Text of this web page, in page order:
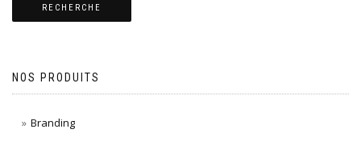
RECHERCHE
NOS PRODUITS
Branding